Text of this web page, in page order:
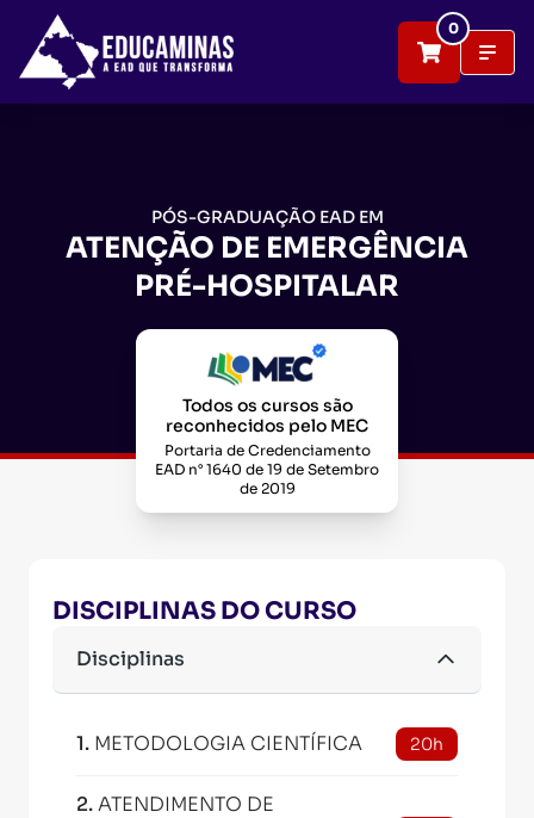
0
PÓS-GRADUAÇÃO EAD EM
ATENÇÃO DE EMERGÊNCIA
PRÉ-HOSPITALAR
Todos os cursos são
reconhecidos pelo MEC
Portaria de Credenciamento
EAD n° 1640 de 19 de Setembro
de 2019
DISCIPLINAS DO CURSO
Disciplinas
1. METODOLOGIA CIENTÍFICA 20h
2.ATENDIMENTO DE